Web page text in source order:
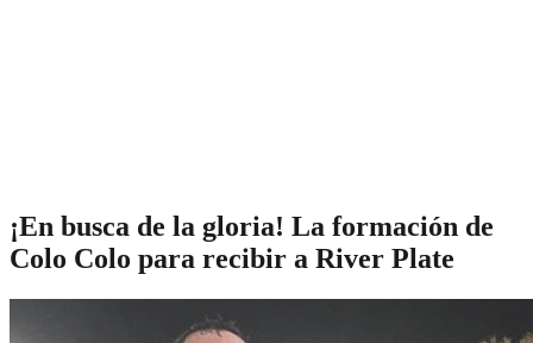
¡En busca de la gloria! La formación de
Colo Colo para recibir a River Plate